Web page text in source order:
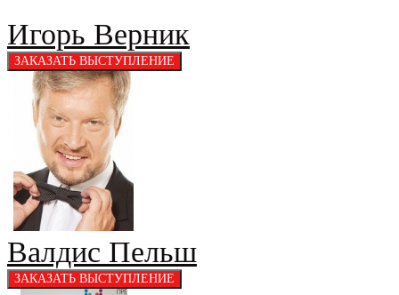
Игорь Верник
Валдис Пельш